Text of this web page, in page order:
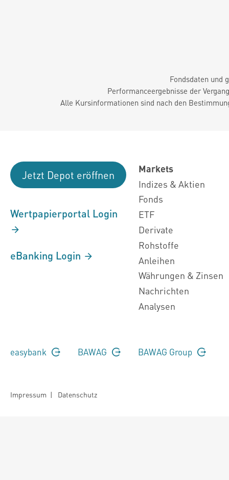
Fondsdaten und
Performanceergebnisse der
Alle Kursinformationen sind nach den
Jetzt Depot eröffnen
Wertpapierportal Login
eBanking Login
Markets
Indizes & Aktien
Fonds
ETF
Derivate
Rohstoffe
Anleihen
Währungen & Zinsen
Nachrichten
Analysen
easybank BAWAG BAWAG Group
Impressum | Datenschutz